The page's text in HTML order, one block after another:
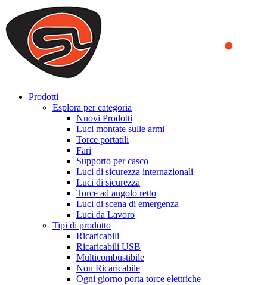
We use cookies to ensure that we provide you the best experience
on our website. By continuing to browse this website, you accept
that cookies are used to help us analyze how the website is used and
to offer you a better experience. To learn more or to find out how
you can disable cookies, you can access our
Prodotti
Esplora per categoria
Nuovi Prodotti
Luci montate sulle armi
Torce portatili
Fari
Supporto per casco
Luci di sicurezza internazionali
Luci di sicurezza
Torce ad angolo retto
Luci di scena di emergenza
Luci da Lavoro
Tipi di prodotto
Ricaricabili
Ricaricabili USB
Multicombustibile
Non Ricaricabile
Ogni giorno porta torce elettriche